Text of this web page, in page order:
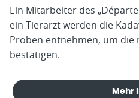
Ein Mitarbeiter des
ein Tierarzt werden die
Proben entnehmen, um die
bestätigen.
Mehr